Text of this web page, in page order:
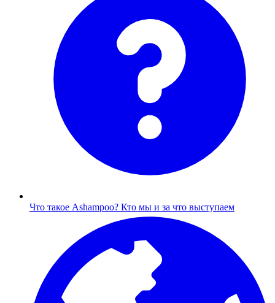
Что такое Ashampoo? Кто мы и за что выступаем